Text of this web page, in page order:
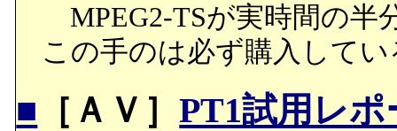
MPEG2-TSが実時間の半
この手のは必ず購入して
■ ［ＡＶ］PT1試用レ